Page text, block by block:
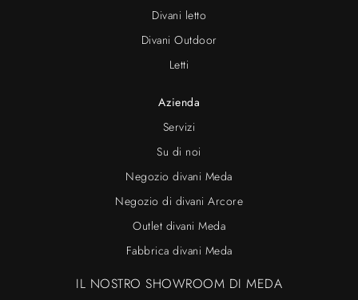
Divani letto
Divani Outdoor
Letti
Azienda
Servizi
Su di noi
Negozio divani Meda
Negozio di divani Arcore
Outlet divani Meda
Fabbrica divani Meda
IL NOSTRO SHOWROOM DI MEDA